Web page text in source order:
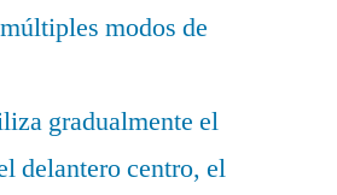
modos de
gradualmente el
delantero centro, el